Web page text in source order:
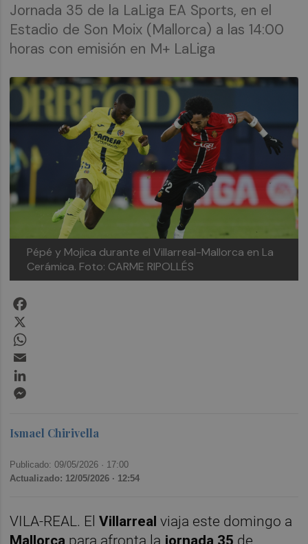
Jornada 35 de la LaLiga EA Sports, en el
Estadio de Son Moix (Mallorca) a las 14:00
horas con emisión en M+ LaLiga
Pépé y Mojica durante el Villarreal-Mallorca en La
Cerámica. Foto: CARME RIPOLLÉS
Ismael Chirivella
Publicado: 09/05/2026 · 17:00
Actualizado: 12/05/2026 · 12:54
VILA-REAL. ElVillarrealviaja este domingo a
Mallorca para afronta la jornada 35 de